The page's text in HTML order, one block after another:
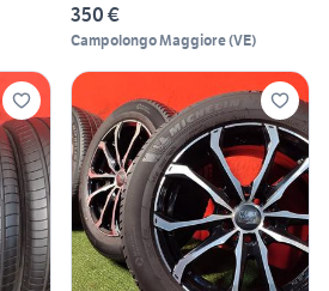
350 €
Campolongo Maggiore(VE)